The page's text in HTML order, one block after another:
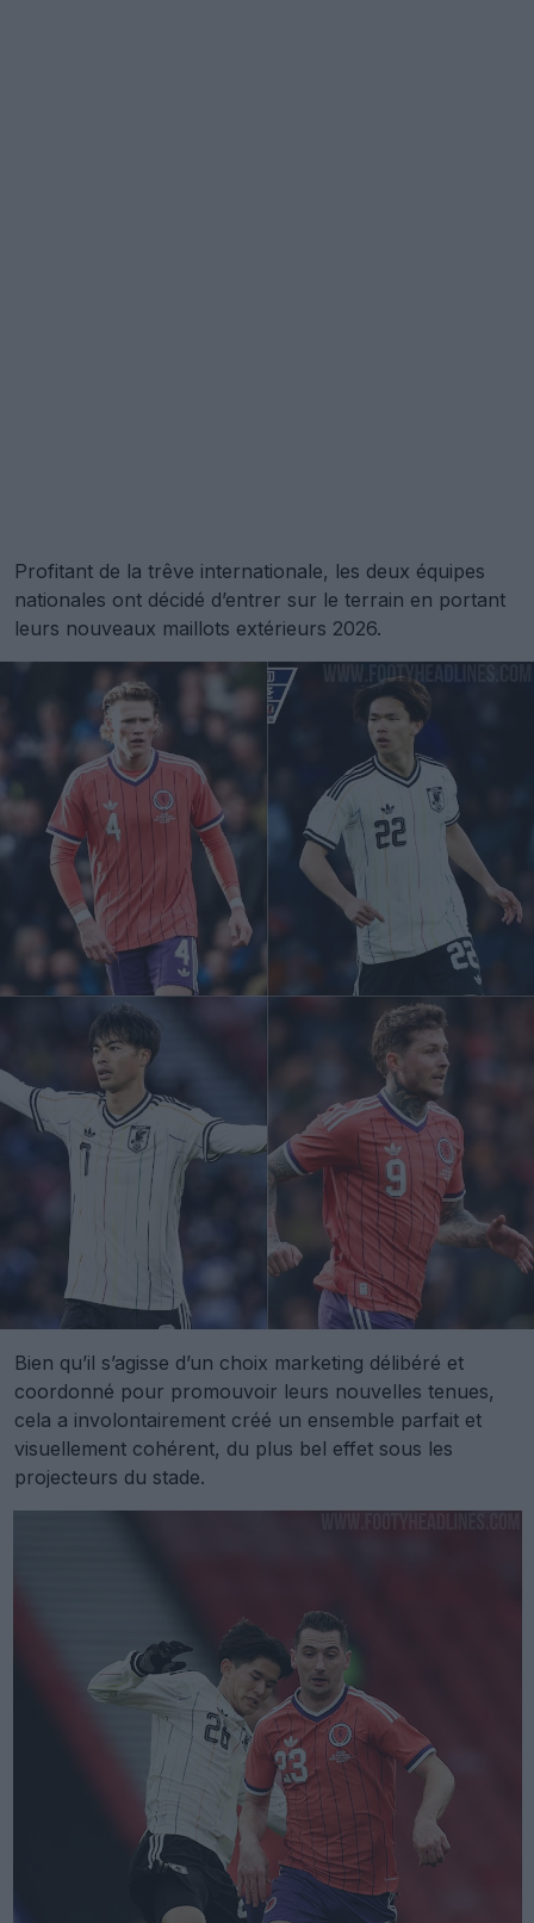
Profitant de la trêve internationale, les deux équipes
nationales ont décidé d’entrer sur le terrain en portant
leurs nouveaux maillots extérieurs 2026.
Bien qu’il s’agisse d’un choix marketing délibéré et
coordonné pour promouvoir leurs nouvelles tenues,
cela a involontairement créé un ensemble parfait et
visuellement cohérent, du plus bel effet sous les
projecteurs du stade.